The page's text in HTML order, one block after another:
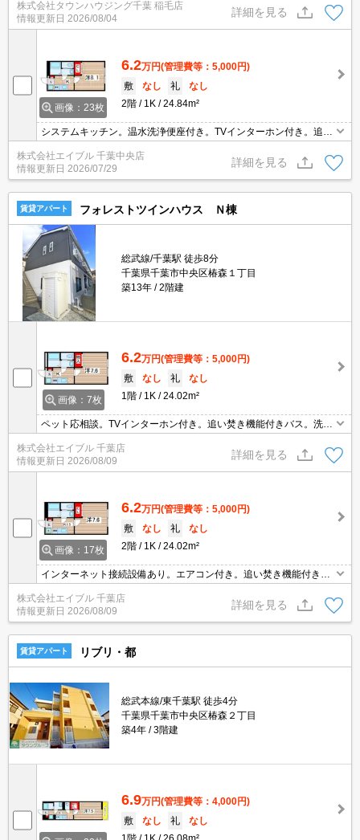
ただきます！お気軽にお問合せ下さい♪
株式会社タウンハウジング千葉 稲毛店
情報更新日 2026/08/04
詳細を見る
画像：23枚
6.2万円(管理費等：5,000円)
敷
なし 礼
なし
2階
1K 24.84m²
システムキッチン。温水洗浄便座付き。TVインターホン付き。追い
焚き付き。敷金・礼金に注目。魅力的な賃料。初期費用がおさえら
れる物件。お家賃下がりました。仲介手数料家賃の0.55ヵ月分。
株式会社エイブル 千葉中央店
情報更新日 2026/07/29
詳細を見る
賃貸アパート フォレストツインハウス Ｎ棟
総武線/千葉駅 徒歩8分
千葉県千葉市中央区椿森１丁目
築13年
2階建
画像：7枚
6.2万円(管理費等：5,000円)
敷
なし 礼
なし
1階
1K 24.02m²
ペット応相談。TVインターホン付き。追い焚き機能付きバス。洗面
化粧台付き。温水洗浄便座付き。システムキッチン。2口ガスコン
ロ付。室内物干しあり。セブンイレブンへ140m。仲介手数料家賃
の55%。
株式会社エイブル 千葉店
情報更新日 2026/08/09
詳細を見る
画像：17枚
6.2万円(管理費等：5,000円)
敷
なし 礼
なし
2階
1K 24.02m²
インターネット接続設備あり。エアコン付き。追い焚き機能付きバ
ス。ペット可。セブンイレブンへ140m。ファミリーマートへ450
m。ショッピングセンターへ900m。JR千葉駅まで700m。
株式会社エイブル 千葉店
情報更新日 2026/08/09
詳細を見る
賃貸アパート リブリ・都
総武本線/東千葉駅 徒歩4分
千葉県千葉市中央区椿森２丁目
築4年
3階建
6.9万円(管理費等：4,000円)
敷
なし 礼
なし
1階
1K 26.08m²